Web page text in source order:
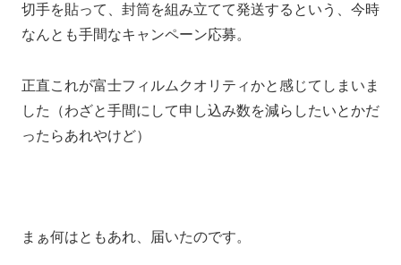
切手を貼って、封筒を組み立てて発送するという、今時
なんとも手間なキャンペーン応募。
正直これが富士フィルムクオリティかと感じてしまいま
した（わざと手間にして申し込み数を減らしたいとかだ
ったらあれやけど）
まぁ何はともあれ、届いたのです。